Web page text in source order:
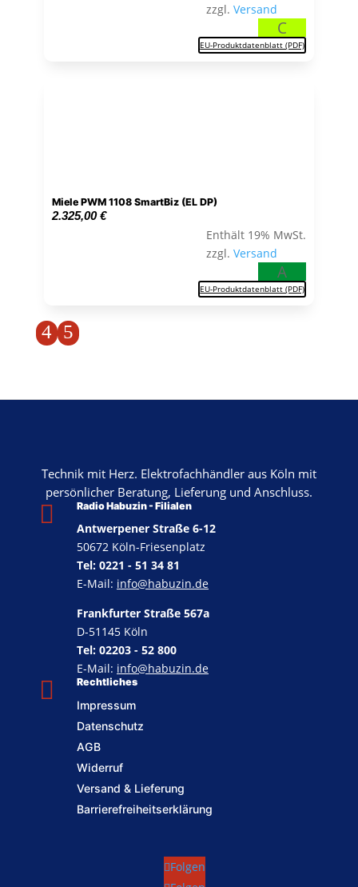
zzgl.Versand
C
EU-Produktdatenblatt (PDF)
Miele PWM 1108 SmartBiz (EL DP)
2.325,00€
Enthält 19% MwSt.
zzgl.Versand
A
EU-Produktdatenblatt (PDF)
4 5
Technik mit Herz. Elektrofachhändler aus Köln mit
persönlicher Beratung, Lieferung und Anschluss.
 Rechtliches
Impressum
Datenschutz
AGB
Widerruf
Versand & Lieferung
Barrierefreiheitserklärung
 Radio Habuzin - Filialen
Antwerpener Straße 6-12
50672 Köln-Friesenplatz
Tel: 0221 - 51 34 81
E-Mail: info@habuzin.de
Frankfurter Straße 567a
D-51145 Köln
Tel: 02203 - 52 800
E-Mail: info@habuzin.de
Folgen